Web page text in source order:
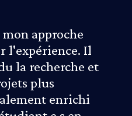
approche
l'expérience. Il
la recherche et
plus
enrichi